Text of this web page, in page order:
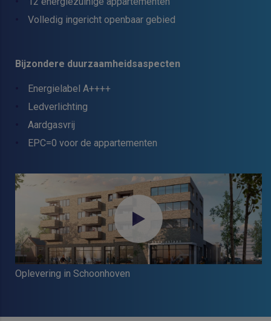
Volledig ingericht openbaar gebied
Bijzondere duurzaamheidsaspecten
Energielabel A++++
Ledverlichting
Aardgasvrij
EPC=0 voor de appartementen
Oplevering in Schoonhoven